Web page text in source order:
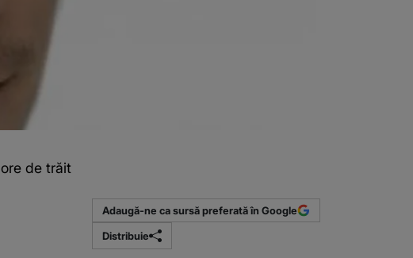
de trăit
Adaugă-ne ca sursă preferată în Google
Distribuie